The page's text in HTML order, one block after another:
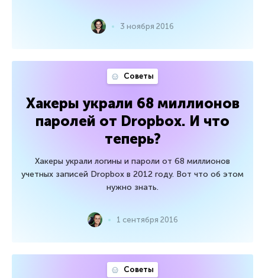
3 ноября 2016
Советы
Хакеры украли 68 миллионов
паролей от Dropbox. И что
теперь?
Хакеры украли логины и пароли от 68 миллионов
учетных записей Dropbox в 2012 году. Вот что об этом
нужно знать.
1 сентября 2016
Советы